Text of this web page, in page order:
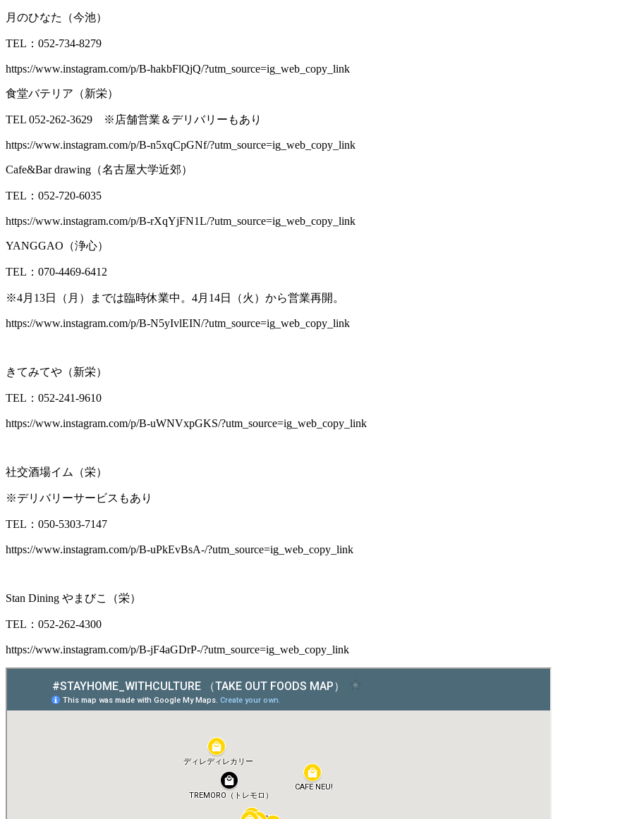
月のひなた（今池）
TEL：052-734-8279
https://www.instagram.com/p/B-hakbFlQjQ/?utm_source=ig_web_copy_link
食堂バテリア（新栄）
TEL 052-262-3629 ※店舗営業＆デリバリーもあり
https://www.instagram.com/p/B-n5xqCpGNf/?utm_source=ig_web_copy_link
Cafe&Bar drawing（名古屋大学近郊）
TEL： 052-720-6035
https://www.instagram.com/p/B-rXqYjFN1L/?utm_source=ig_web_copy_link
YANGGAO（浄心）
TEL： 070-4469-6412
※4月13日（月）までは臨時休業中。4月14日（火）から営業再開。
https://www.instagram.com/p/B-N5yIvlEIN/?utm_source=ig_web_copy_link
きてみてや（新栄）
TEL：052-241-9610
https://www.instagram.com/p/B-uWNVxpGKS/?utm_source=ig_web_copy_link
社交酒場イム（栄）
※デリバリーサービスもあり
TEL： 050-5303-7147
https://www.instagram.com/p/B-uPkEvBsA-/?utm_source=ig_web_copy_link
Stan Dining やまびこ（栄）
TEL：052-262-4300
https://www.instagram.com/p/B-jF4aGDrP-/?utm_source=ig_web_copy_link